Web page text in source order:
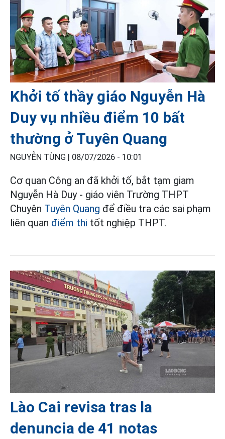
Khởi tố thầy giáo Nguyễn Hà
Duy vụ nhiều điểm 10 bất
thường ở Tuyên Quang
NGUYỄN TÙNG | 08/07/2026 - 10:01
Cơ quan Công an đã khởi tố, bắt tạm giam
Nguyễn Hà Duy - giáo viên Trường THPT
Chuyên Tuyên Quang để điều tra các sai phạm
liên quan điểm thi tốt nghiệp THPT.
Lào Cai revisa tras la
denuncia de 41 notas